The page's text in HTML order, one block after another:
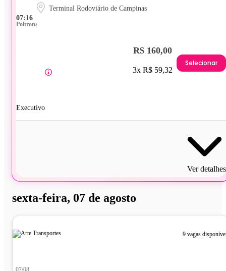
07:16
Terminal Rodoviário de Campinas
Poltrona
Executivo
R$ 160,00
3x R$ 59,32
Selecionar
Ver detalhes
sexta-feira, 07 de agosto
9 vagas